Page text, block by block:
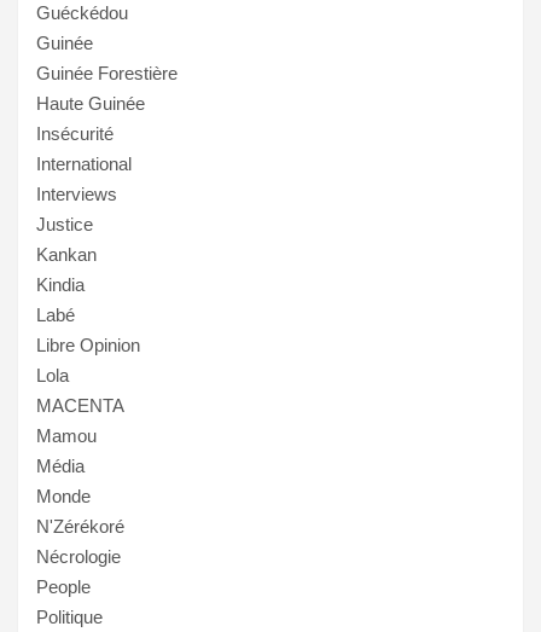
Guéckédou
Guinée
Guinée Forestière
Haute Guinée
Insécurité
International
Interviews
Justice
Kankan
Kindia
Labé
Libre Opinion
Lola
MACENTA
Mamou
Média
Monde
N'Zérékoré
Nécrologie
People
Politique